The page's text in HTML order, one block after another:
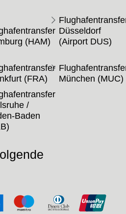
(HAM)
Düsseldorf
(Airport DUS)
(FRA)
München (MUC)
/
Baden